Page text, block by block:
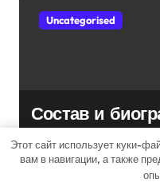
и
с
я
Uncategorised
Состав и
поп-группы
интернешнл» —
музыка и
travelbox27_ Дек
Этот сайт использует куки-
вам в навигации, а также